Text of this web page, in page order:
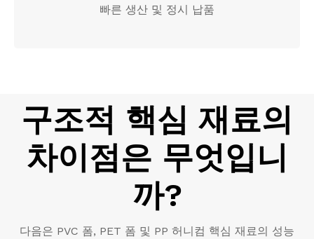
빠른 생산 및 정시 납품
구조적 핵심 재료의
차이점은 무엇입니
까?
다음은 PVC 폼, PET 폼 및 PP 허니컴 핵심 재료의 성능